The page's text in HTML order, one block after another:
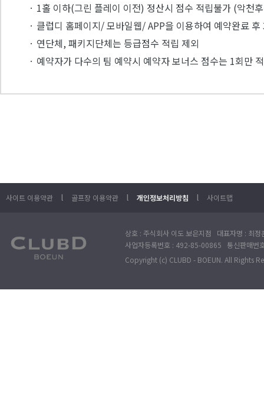
· 1홀 이하(그린 플레이 이전) 정산시 점수 적립불가 (악천
· 클럽디 홈페이지/ 모바일웹/ APP을 이용하여 예약완료
· 연단체, 패키지단체는 등급점수 적립 제외
· 예약자가 다수의 팀 예약시 예약자 보너스 점수는 1회만
사이트 이용약관 l 골프장 이용약관 l 개인정보처리방침 l 사이트맵
상호 : 주식회사 이도 보은지점 대표자명 : 최
사업자등록번호 : 492-85-00865 통신판매
Copyright (c) CLUBD - BOEUN. All Rights